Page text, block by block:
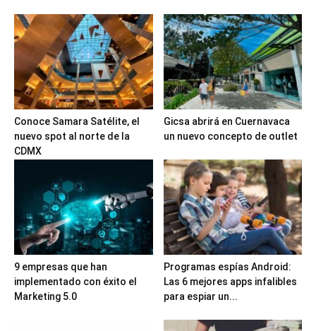
Conoce Samara Satélite, el
nuevo spot al norte de la
CDMX
Gicsa abrirá en Cuernavaca
un nuevo concepto de outlet
9 empresas que han
implementado con éxito el
Marketing 5.0
Programas espías Android:
Las 6 mejores apps infalibles
para espiar un...